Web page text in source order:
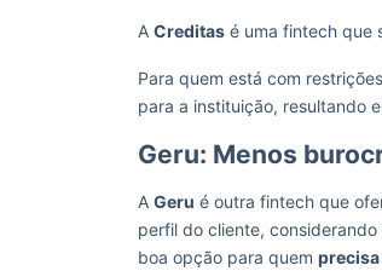
A Creditas é uma fintech que
Para quem está com
para a instituição, resultando
Geru: Menos
A Geru é outra fintech que
perfil do cliente,
boa opção para quem